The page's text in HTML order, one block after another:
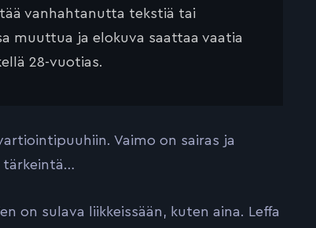
vanhahtanutta tekstiä tai
muuttua ja elokuva saattaa vaatia
28-vuotias.
Vaimo on sairas ja
tärkeintä…
on sulava liikkeissään, kuten aina. Leffa